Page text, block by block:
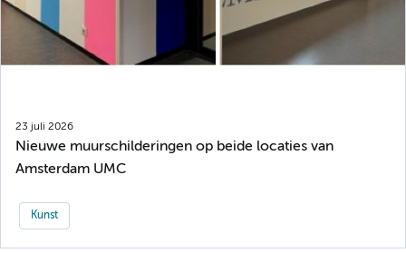
23 juli 2026
Nieuwe muurschilderingen op beide locaties van
Amsterdam UMC
Kunst